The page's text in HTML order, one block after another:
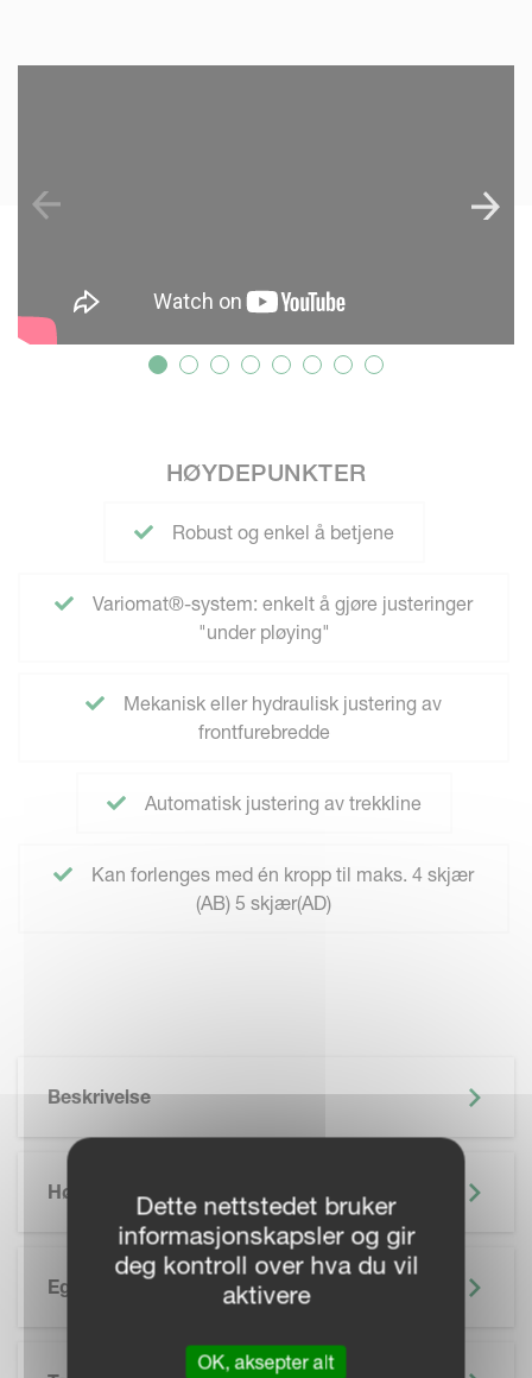
HØYDEPUNKTER
Robust og enkel å betjene
Variomat®-system: enkelt å gjøre justeringer
"under pløying"
Mekanisk eller hydraulisk justering av
frontfurebredde
Automatisk justering av trekkline
Kan forlenges med én kropp til maks. 4 skjær
(AB) 5 skjær(AD)
Beskrivelse
Høydepunkter
Egenskaper
Dette nettstedet bruker
informasjonskapsler og gir
deg kontroll over hva du vil
aktivere
OK, aksepter alt